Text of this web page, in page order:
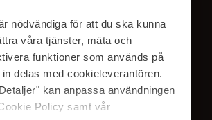
nödvändiga för att du ska kunna
våra tjänster, mäta och
funktioner som används på
delas med cookieleverantören.
kan anpassa användningen
Policy samt vår
beställning
Facebook
Instagram
Linkedin